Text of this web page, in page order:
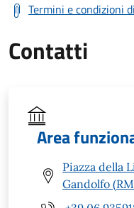
Termini e condizioni
Contatti
Area
Piazza della
Gandolfo